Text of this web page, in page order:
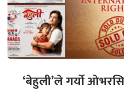
‘बेहुली’ले गर्यो